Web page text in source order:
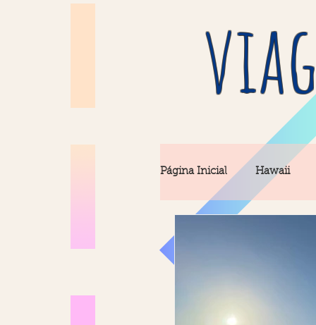
Página Inicial Hawaii